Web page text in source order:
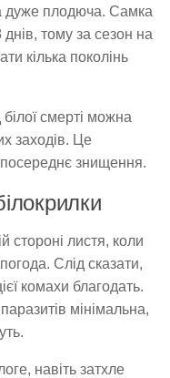
дуже плодюча. Самка
тому за сезон на
кілька поколінь
смерті можна
заходів. Це
знищення.
стороні листя, коли
Слід сказати,
комахи благодать.
мінімальна,
навіть затхле